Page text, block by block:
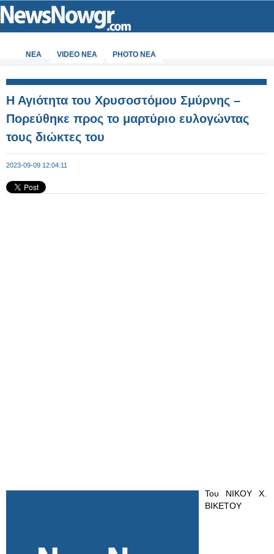
ΝΕΑ VIDEO NEA PHOTO NEA
Η Αγιότητα του Χρυσοστόμου Σμύρνης –
Πορεύθηκε προς το μαρτύριο ευλογώντας
τους διώκτες του
2023-09-09 12:04:11
Του ΝΙΚΟΥ Χ.
ΒΙΚΕΤΟΥ